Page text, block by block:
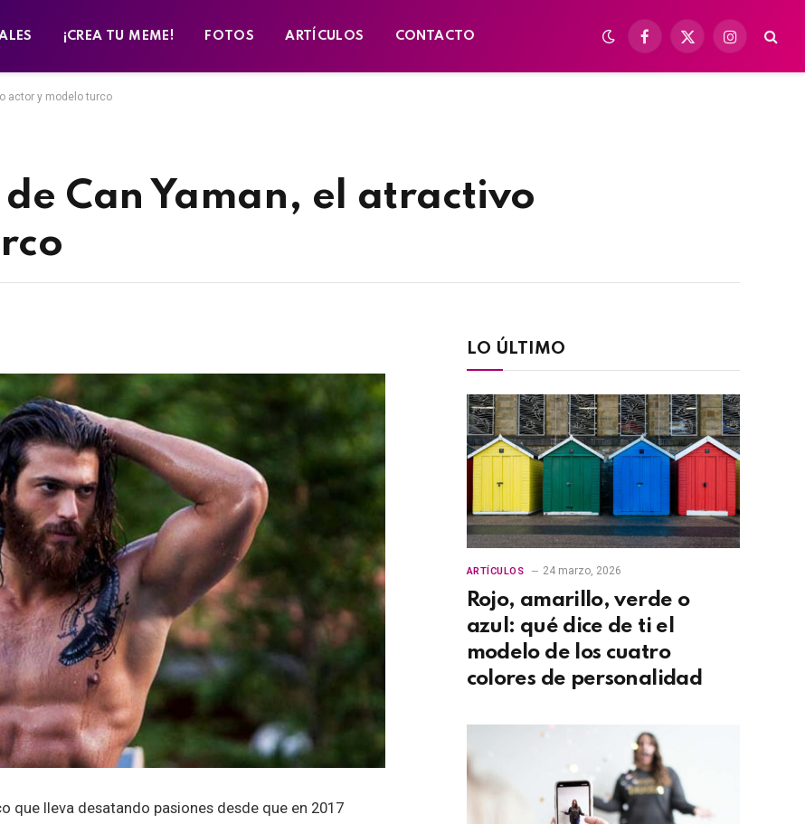
¡CREA TU MEME! FOTOS ARTÍCULOS CONTACTO
Facebook
X
Instagram
actor y modelo turco
Can Yaman, el atractivo
que lleva desatando pasiones desde que en 2017
LO ÚLTIMO
ARTÍCULOS 24 marzo, 2026
Rojo, amarillo, verde o
azul: qué dice de ti el
modelo de los cuatro
colores de personalidad